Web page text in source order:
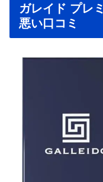
ガレイド プレ
悪い口コミ